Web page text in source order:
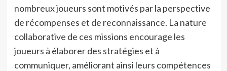
nombreux joueurs sont motivés par la perspective
de récompenses et de reconnaissance. La nature
collaborative de ces missions encourage les
joueurs à élaborer des stratégies et à
communiquer, améliorant ainsi leurs compétences